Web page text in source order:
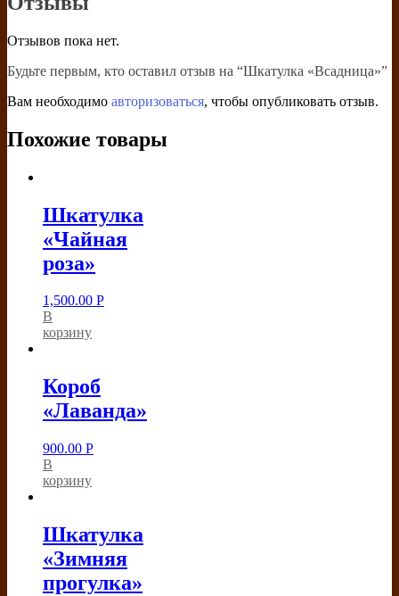
Отзывов пока нет.
Будьте первым, кто оставил отзыв на “Шкатулка «Всадница»”
Вам необходимо авторизоваться, чтобы опубликовать отзыв.
Похожие товары
Шкатулка
«Чайная
роза»
1,500.00 Р
В
корзину
Короб
«Лаванда»
900.00 Р
В
корзину
Шкатулка
«Зимняя
прогулка»